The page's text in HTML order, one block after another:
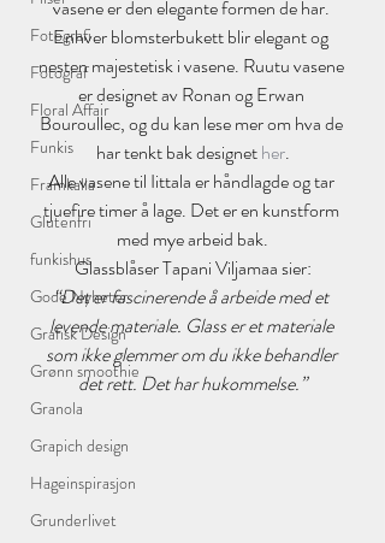
Fotografi
Fotograf
Floral Affair
Funkis
Framkalla
Glutenfri
funkishus
Gode Nyheter
Grafisk Design
Grønn smoothie
Granola
Grapich design
Hageinspirasjon
Grunderlivet
vasene er den elegante formen de har.
Enhver blomsterbukett blir elegant og
nesten majestetisk i vasene. Ruutu vasene
er designet av Ronan og Erwan
Bouroullec, og du kan lese mer om hva de
har tenkt bak designet her.
Alle vasene til Iittala er håndlagde og tar
tjuefire timer å lage. Det er en kunstform
med mye arbeid bak.
Glassblåser Tapani Viljamaa sier:
“Det er fascinerende å arbeide med et
levende materiale. Glass er et materiale
som ikke glemmer om du ikke behandler
det rett. Det har hukommelse.”